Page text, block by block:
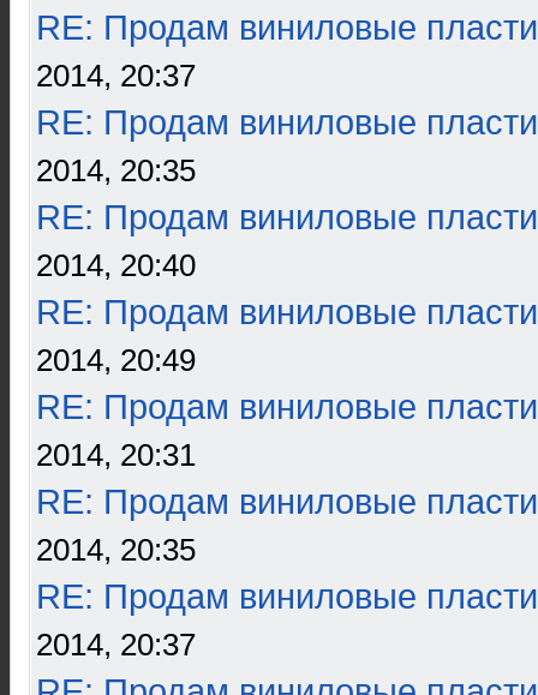
RE: Продам виниловые
2014, 20:37
RE: Продам виниловые
2014, 20:35
RE: Продам виниловые
2014, 20:40
RE: Продам виниловые
2014, 20:49
RE: Продам виниловые
2014, 20:31
RE: Продам виниловые
2014, 20:35
RE: Продам виниловые
2014, 20:37